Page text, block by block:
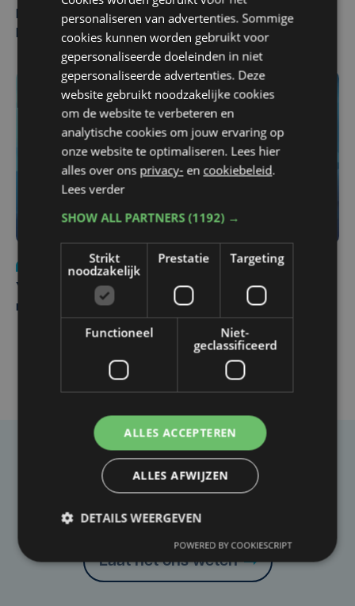
Man en vrouw dood aangetroffen in woning in Sint-
Pieters Brugge
Nieuws
do 6 augustus | 21:30
Yaro (19), slachtoffer van vechtpartij, is na
maandenlange coma overleden
Taalfout opgemerkt?
Heb je een taal- of schrijffout opgemerkt in dit
artikel?
Laat het ons weten
personaliseren van advertenties. Sommige
cookies kunnen worden gebruikt voor
gepersonaliseerde doeleinden in niet
gepersonaliseerde advertenties. Deze
website gebruikt noodzakelijke cookies
om de website te verbeteren en
analytische cookies om jouw ervaring op
onze website te optimaliseren. Lees hier
alles over ons privacy- en cookiebeleid.
Lees verder
SHOW ALL PARTNERS(1192) →
Strikt
noodzakelijk
Prestatie Targeting
Functioneel
Niet-
geclassificeerd
ALLES ACCEPTEREN
ALLES AFWIJZEN
DETAILS WEERGEVEN
POWERED BY COOKIESCRIPT